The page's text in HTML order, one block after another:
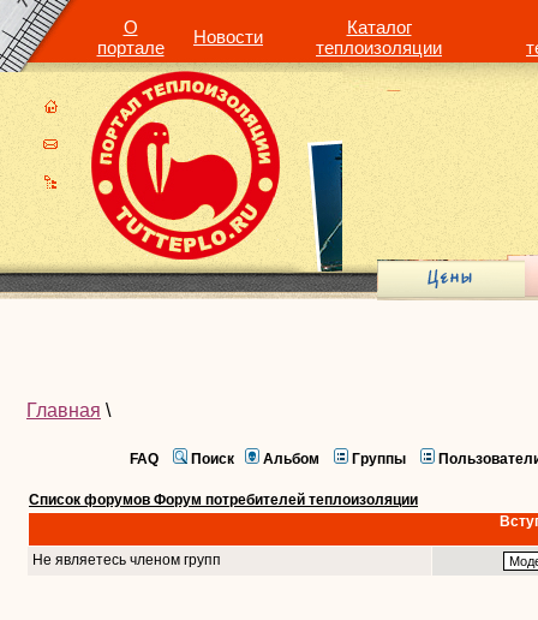
О
портале
Новости
Каталог
теплоизоляции
Главная \
FAQ Поиск Альбом Группы
Список форумов Форум потребителей теплоизоляции
Не являетесь членом групп